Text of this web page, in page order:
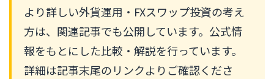
より詳しい外貨運用・FXスワップ投資の考え
方は、関連記事でも公開しています。公式情
報をもとにした比較・解説を行っています。
詳細は記事末尾のリンクよりご確認くださ